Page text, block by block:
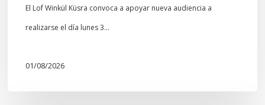
El Lof Winkül Küsra convoca a apoyar nueva audiencia a
realizarse el día lunes 3…
01/08/2026